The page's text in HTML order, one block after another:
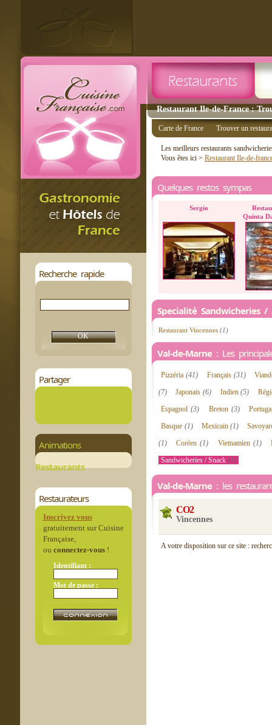
Restaurant Ile-de-France :
Recherche rapide
Partager
Animations
Restaurants
Restaurateurs
Inscrivez vous
gratuitement sur Cuisine
Française,
ou connectez-vous!
Identifiant :
Mot de passe :
Carte de France Trouver un
Les meilleurs restaurants
Vous êtes ici > Restaurant Ile-de-
Quelques restos sympas
Sergio
Quinta
Specialité Sandwicheries /
Restaurant Vincennes (1)
Val-de-Marne : Les
Pizzéria(41) Français (31)
(7)
Japonais(6) Indien(5)
Espagnol(3) Breton (3)
Basque (1) Mexicain(1)
(1)
Coréen(1) Vietnamien (1)
Sandwicheries / Snack (1)
Val-de-Marne : les
CO2
Vincennes
A votre disposition sur ce site :